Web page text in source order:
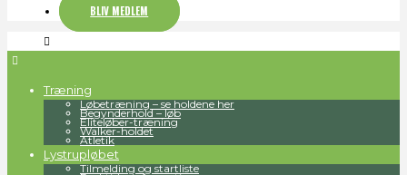
BLIV MEDLEM
Træning
Løbetræning – se holdene her
Begynderhold – løb
Eliteløber-træning
Walker-holdet
Atletik
Lystrupløbet
Tilmelding og startliste